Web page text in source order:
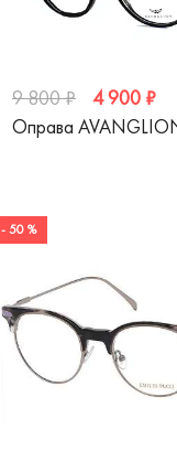
9 800 ₽
4 900 ₽
Оправа
- 50 %